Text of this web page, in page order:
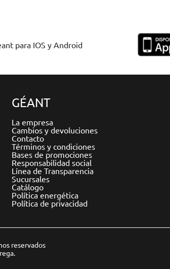
para IOS y Android
GÉANT
La empresa
Cambios y devoluciones
Contacto
Términos y condiciones
Bases de promociones
Responsabilidad social
Línea de Transparencia
Sucursales
Catálogo
Política energética
Política de privacidad
reservados